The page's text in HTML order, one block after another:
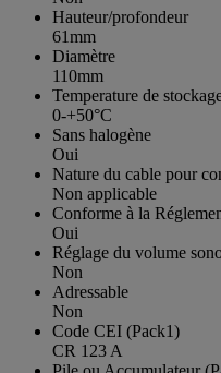
Hauteur/profondeur
61mm
Diamètre
110mm
Temperature de
0-+50°C
Sans halogène
Oui
Nature du cable pour
Non applicable
Conforme à la
Oui
Réglage du volume
Non
Adressable
Non
Code CEI (Pack1)
CR 123 A